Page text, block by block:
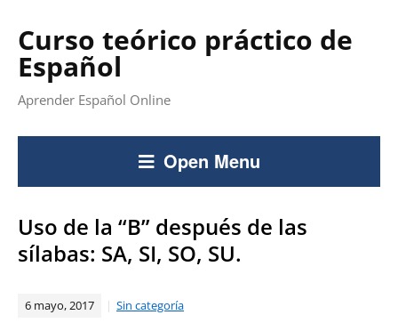
Curso teórico práctico de
Español
Aprender Español Online
Open Menu
Uso de la “B” después de las
sílabas: SA, SI, SO, SU.
6 mayo, 2017 Sin categoría